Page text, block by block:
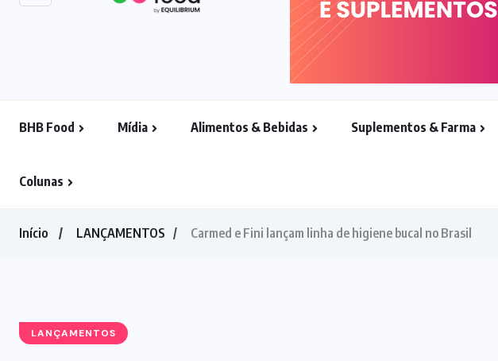
BHB Food Mídia Alimentos & Bebidas Suplementos & Farma
Colunas
Início LANÇAMENTOS Carmed e Fini lançam linha de higiene bucal no Brasil
LANÇAMENTOS